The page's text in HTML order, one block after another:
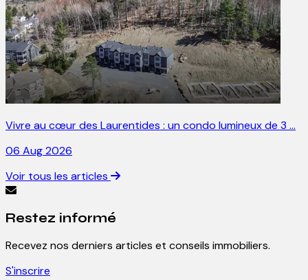
Vivre au cœur des Laurentides : un condo lumineux de 3 …
06 Aug 2026
Voir tous les articles
Restez informé
Recevez nos derniers articles et conseils immobiliers.
S'inscrire